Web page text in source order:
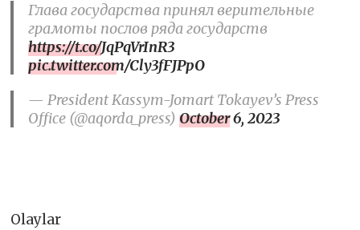
Глава государства принял верительные
грамоты послов ряда государств
https://t.co/JqPqVrInR3
pic.twitter.com/Cly3fFJPpO
— President Kassym-Jomart Tokayev’s Press
Office (@aqorda_press)October 6, 2023
Olaylar